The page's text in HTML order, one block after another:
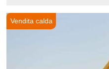
Vendita calda